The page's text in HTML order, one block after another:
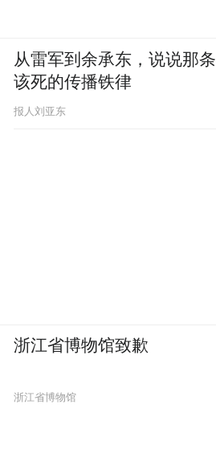
从雷军到余承东，说说那条
该死的传播铁律
报人刘亚东
浙江省博物馆致歉
浙江省博物馆